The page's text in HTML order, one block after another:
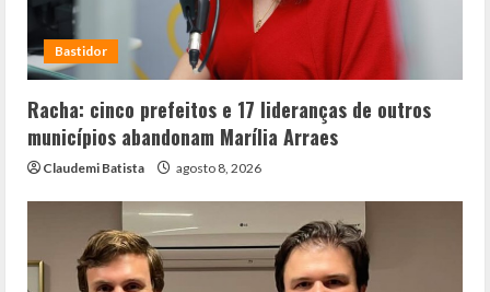
Bastidor
Racha: cinco prefeitos e 17 lideranças de outros
municípios abandonam Marília Arraes
Claudemi Batista agosto 8, 2026